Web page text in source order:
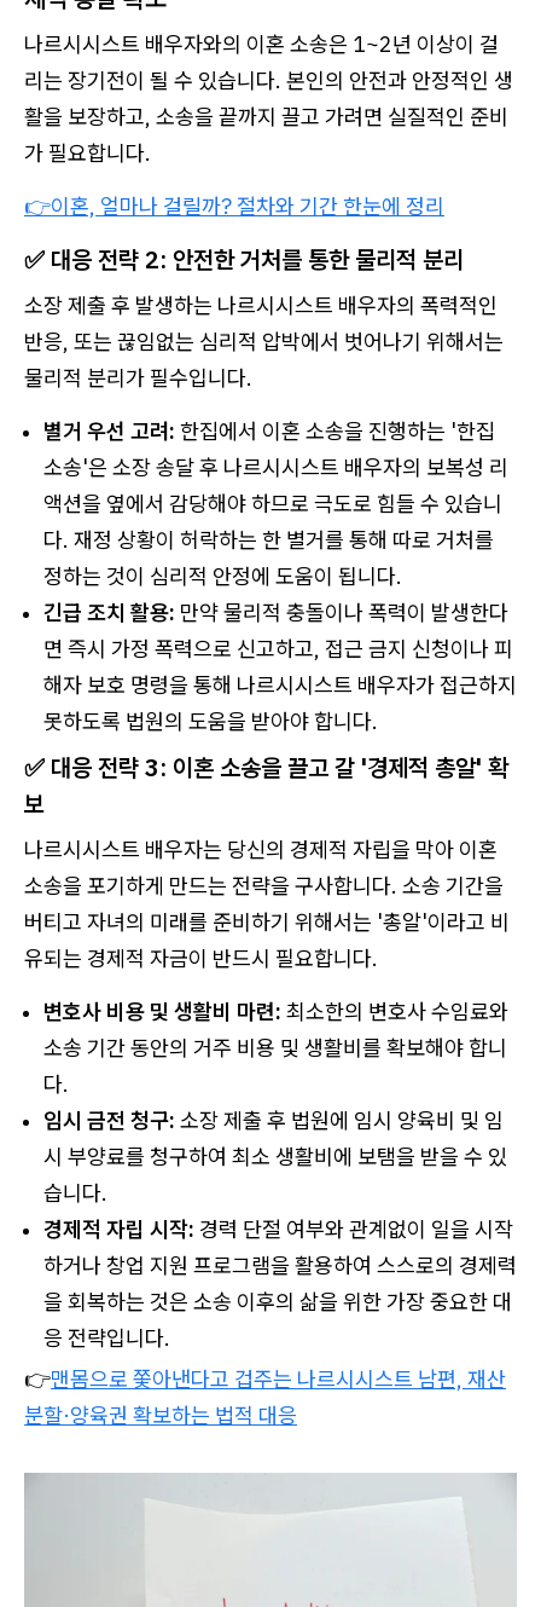
나르시시스트 배우자와의 이혼 소송은 1~2년 이상이 걸
리는 장기전이 될 수 있습니다. 본인의 안전과 안정적인 생
활을 보장하고, 소송을 끝까지 끌고 가려면 실질적인 준비
가 필요합니다.
👉이혼, 얼마나 걸릴까? 절차와 기간 한눈에 정리
✅ 대응 전략 2: 안전한 거처를 통한 물리적 분리
소장 제출 후 발생하는 나르시시스트 배우자의 폭력적인
반응, 또는 끊임없는 심리적 압박에서 벗어나기 위해서는
물리적 분리가 필수입니다.
별거 우선 고려: 한집에서 이혼 소송을 진행하는 '한집
소송'은 소장 송달 후 나르시시스트 배우자의 보복성 리
액션을 옆에서 감당해야 하므로 극도로 힘들 수 있습니
다. 재정 상황이 허락하는 한 별거를 통해 따로 거처를
정하는 것이 심리적 안정에 도움이 됩니다.
긴급 조치 활용: 만약 물리적 충돌이나 폭력이 발생한다
면 즉시 가정 폭력으로 신고하고, 접근 금지 신청이나 피
해자 보호 명령을 통해 나르시시스트 배우자가 접근하지
못하도록 법원의 도움을 받아야 합니다.
✅ 대응 전략 3: 이혼 소송을 끌고 갈 '경제적 총알' 확
보
나르시시스트 배우자는 당신의 경제적 자립을 막아 이혼
소송을 포기하게 만드는 전략을 구사합니다. 소송 기간을
버티고 자녀의 미래를 준비하기 위해서는 '총알'이라고 비
유되는 경제적 자금이 반드시 필요합니다.
변호사 비용 및 생활비 마련: 최소한의 변호사 수임료와
소송 기간 동안의 거주 비용 및 생활비를 확보해야 합니
다.
임시 금전 청구: 소장 제출 후 법원에 임시 양육비 및 임
시 부양료를 청구하여 최소 생활비에 보탬을 받을 수 있
습니다.
경제적 자립 시작: 경력 단절 여부와 관계없이 일을 시작
하거나 창업 지원 프로그램을 활용하여 스스로의 경제력
을 회복하는 것은 소송 이후의 삶을 위한 가장 중요한 대
응 전략입니다.
👉맨몸으로 쫓아낸다고 겁주는 나르시시스트 남편, 재산
분할·양육권 확보하는 법적 대응